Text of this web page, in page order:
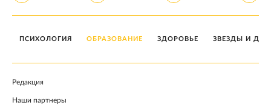
ПСИХОЛОГИЯ ОБРАЗОВАНИЕ ЗДОРОВЬЕ ЗВЕЗДЫ И
Редакция
Наши партнеры